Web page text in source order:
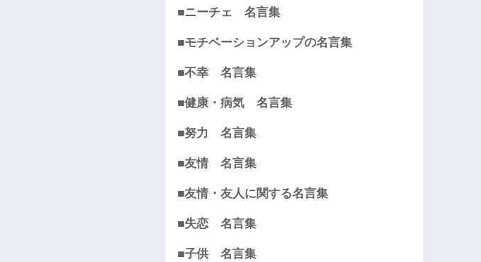
■ニーチェ 名言集
■モチベーションアップの名言集
■不幸 名言集
■健康・病気 名言集
■努力 名言集
■友情 名言集
■友情・友人に関する名言集
■失恋 名言集
■子供 名言集